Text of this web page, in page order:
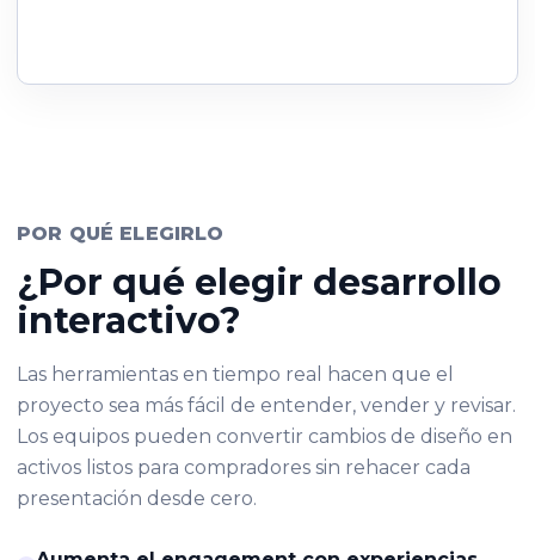
POR QUÉ ELEGIRLO
¿Por qué elegir desarrollo
interactivo?
Las herramientas en tiempo real hacen que el
proyecto sea más fácil de entender, vender y revisar.
Los equipos pueden convertir cambios de diseño en
activos listos para compradores sin rehacer cada
presentación desde cero.